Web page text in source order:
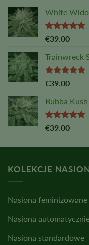
White
Oceniono
5
€39.00
Trainwreck
Oceniono
5
€39.00
Bubba Kush
Oceniono
€39.00
KOLEKCJE
Nasiona feminizowane
Nasiona
Nasiona standardowe